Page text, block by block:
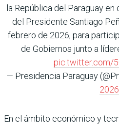
la República del Paraguay
del Presidente Santiago
febrero de 2026, para
de Gobiernos junto a
pic.twitter.com/
— Presidencia Paraguay
2026
En el ámbito económico y